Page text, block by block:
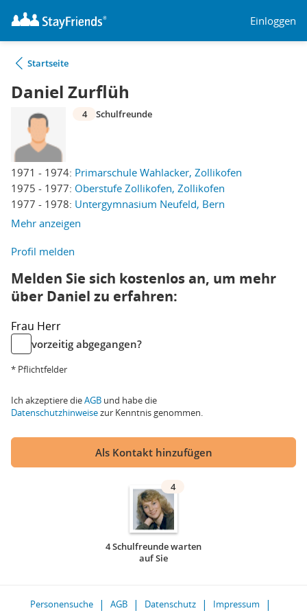
Einloggen
Startseite
Daniel Zurflüh
1971 - 1974: Primarschule Wahlacker, Zollikofen
1975 - 1977: Oberstufe Zollikofen, Zollikofen
1977 - 1978: Untergymnasium Neufeld, Bern
Mehr anzeigen
4 Schulfreunde
Profil melden
Melden Sie sich kostenlos an, um mehr
über Daniel zu erfahren:
Frau Herr
vorzeitig abgegangen?
* Pflichtfelder
Ich akzeptiere dieAGB und habe die
Datenschutzhinweisezur Kenntnis genommen.
Als Kontakt hinzufügen
4
4 Schulfreunde warten
auf Sie
Personensuche AGB Datenschutz
Impressum